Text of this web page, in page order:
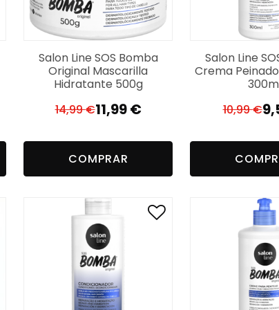
Salon Line SOS Bomba
Original Mascarilla
Hidratante 500g
14,99€El
era:
11,99€
El
es:
COMPRAR
Salon Line
Crema
10,99€El
El
es: